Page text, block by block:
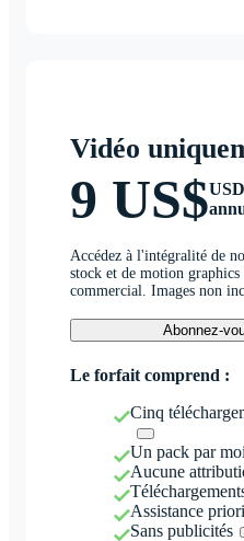
Vidéo
9 US$
Accédez à l'intégralité de
stock et de motion graphics
commercial. Images non
Abonnez-
Le forfait comprend :
Cinq
Un pack par
Aucune
Assistance
Sans publicités